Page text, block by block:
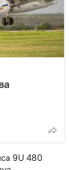
9U 480